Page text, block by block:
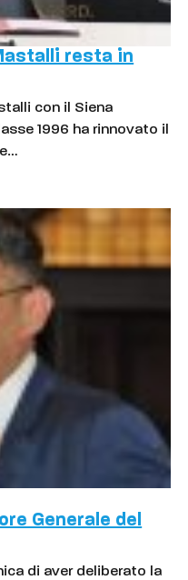
resta in
con il Siena
1996 ha rinnovato il
Generale del
di aver deliberato la